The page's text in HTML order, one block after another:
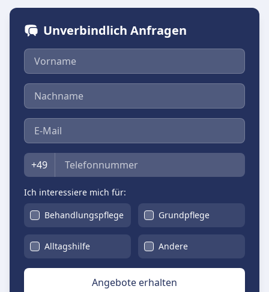
Unverbindlich Anfragen
Vorname
Nachname
E-Mail
Telefon
+49
Ich interessiere mich für:
Behandlungspflege
Grundpflege
Alltagshilfe Andere
Angebote erhalten